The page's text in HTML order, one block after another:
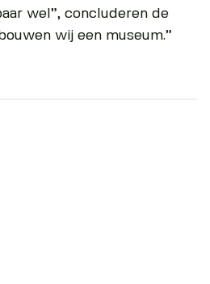
wel”, concluderen de
wij een museum.”